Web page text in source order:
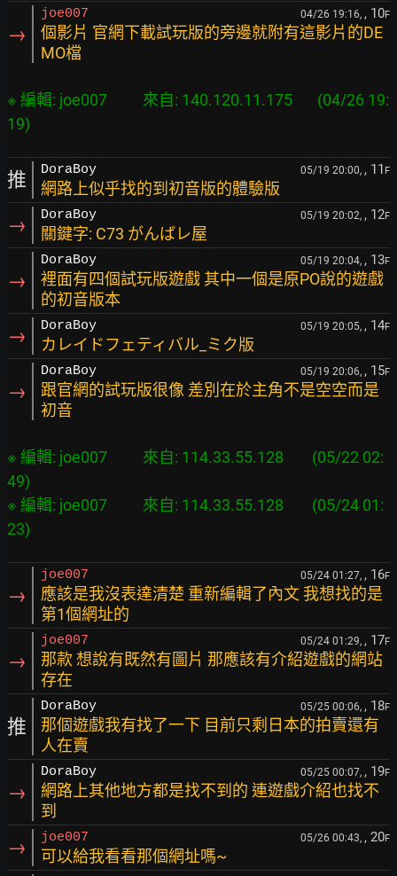
→
joe007 04/26 19:16, , 10F
個影片 官網下載試玩版的旁邊就附有這影片的DE
MO檔
※ 編輯: joe007          來自: 140.120.11.175       (04/26 19:
推 DoraBoy 05/19 20:00, , 11 F
網路上似乎找的到初音版的體驗版
→ DoraBoy 05/19 20:02, , 12F
關鍵字: C73 がんばレ屋
→
DoraBoy 05/19 20:04, , 13F
裡面有四個試玩版遊戲 其中一個是原PO說的遊戲
的初音版本
→ DoraBoy 05/19 20:05, , 14F
カレイドフェティバル_ミク版
→
DoraBoy 05/19 20:06, , 15F
跟官網的試玩版很像 差別在於主角不是空空而是
初音
※ 編輯: joe007          來自: 114.33.55.128        (05/22 02:
49)
※ 編輯: joe007          來自: 114.33.55.128        (05/24 01:
→
joe007 05/24 01:27, , 16F
應該是我沒表達清楚 重新編輯了內文 我想找的是
第1個網址的
→
joe007 05/24 01:29, , 17F
那款 想說有既然有圖片 那應該有介紹遊戲的網站
存在
推
DoraBoy 05/25 00:06, , 18F
那個遊戲我有找了一下 目前只剩日本的拍賣還有
人在賣
→
DoraBoy 05/25 00:07, , 19F
網路上其他地方都是找不到的 連遊戲介紹也找不
到
→ joe007 05/26 00:43, , 20F
可以給我看看那個網址嗎~